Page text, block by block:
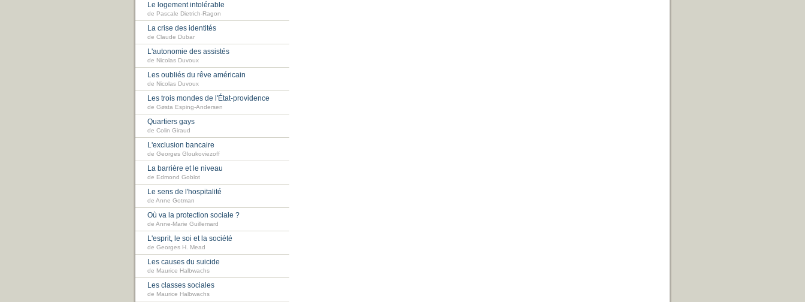
Le logement intolérable
de Pascale Dietrich-Ragon
La crise des identités
de Claude Dubar
L'autonomie des assistés
de Nicolas Duvoux
Les oubliés du rêve américain
de Nicolas Duvoux
Les trois mondes de l'État-providence
de Gøsta Esping-Andersen
Quartiers gays
de Colin Giraud
L'exclusion bancaire
de Georges Gloukoviezoff
La barrière et le niveau
de Edmond Goblot
Le sens de l'hospitalité
de Anne Gotman
Où va la protection sociale ?
de Anne-Marie Guillemard
L'esprit, le soi et la société
de Georges H. Mead
Les causes du suicide
de Maurice Halbwachs
Les classes sociales
de Maurice Halbwachs